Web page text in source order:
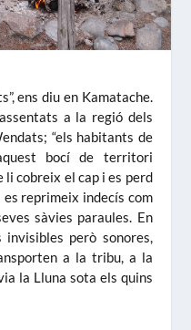
ens diu en Kamatache.
a la regió dels
“els habitants de
bocí de territori
li cobreix el cap i es perd
reprimeix indecís com
sàvies paraules. En
invisibles però sonores,
a la tribu, a la
la Lluna sota els quins